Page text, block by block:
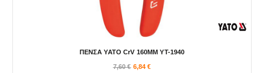
ΠΕΝΣΑ YATO CrV 160MM YT-1940
7,60€ 6,84€